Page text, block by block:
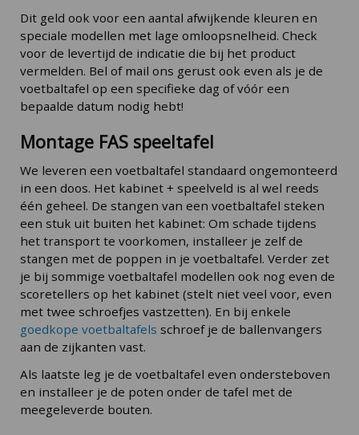
Dit geld ook voor een aantal afwijkende kleuren en
speciale modellen met lage omloopsnelheid. Check
voor de levertijd de indicatie die bij het product
vermelden. Bel of mail ons gerust ook even als je de
voetbaltafel op een specifieke dag of vóór een
bepaalde datum nodig hebt!
Montage FAS speeltafel
We leveren een voetbaltafel standaard ongemonteerd
in een doos. Het kabinet + speelveld is al wel reeds
één geheel. De stangen van een voetbaltafel steken
een stuk uit buiten het kabinet: Om schade tijdens
het transport te voorkomen, installeer je zelf de
stangen met de poppen in je voetbaltafel. Verder zet
je bij sommige voetbaltafel modellen ook nog even de
scoretellers op het kabinet (stelt niet veel voor, even
met twee schroefjes vastzetten). En bij enkele
goedkope voetbaltafels schroef je de ballenvangers
aan de zijkanten vast.
Als laatste leg je de voetbaltafel even ondersteboven
en installeer je de poten onder de tafel met de
meegeleverde bouten.